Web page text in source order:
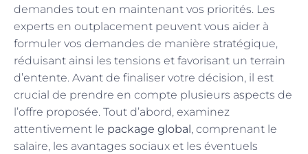
demandes tout en maintenant vos priorités. Les
experts en outplacement peuvent vous aider à
formuler vos demandes de manière stratégique,
réduisant ainsi les tensions et favorisant un terrain
d’entente. Avant de finaliser votre décision, il est
crucial de prendre en compte plusieurs aspects de
l’offre proposée. Tout d’abord, examinez
attentivement le package global , comprenant le
salaire, les avantages sociaux et les éventuels